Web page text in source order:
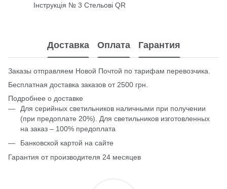
Інструкція № 3 Стельові QR
Доставка Оплата Гарантия
Заказы отправляем Новой Почтой по тарифам перевозчика.
Бесплатная доставка заказов от 2500 грн.
Подробнее о доставке
Для серийных светильников наличными при получении
(при предоплате 20%). Для светильников изготовленных
на заказ – 100% предоплата
Банковской картой на сайте
Гарантия от производителя 24 месяцев